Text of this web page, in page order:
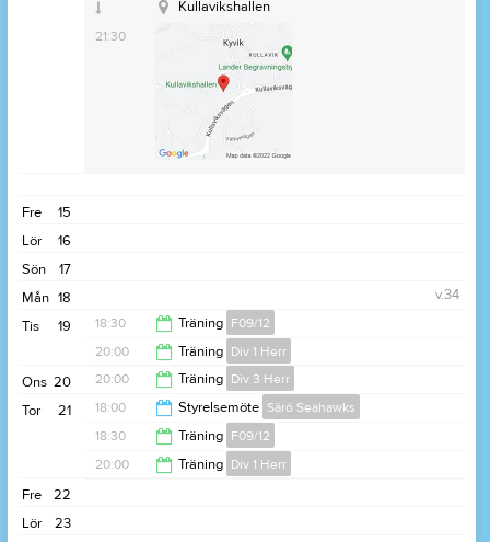
21:30
Kullavikshallen
15
Fre
16
Lör
17
Sön
18
Mån
v.34
19
Tis 18:30 Träning F09/12
20:00
20:00 Träning Div 1 Herr
21:30
20
Ons 20:00 Träning Div 3 Herr
21:30
21
Tor 18:00 Styrelsemöte Särö Seahawks
21:00
18:30 Träning F09/12
20:00 Träning Div 1 Herr
22
Fre
23
Lör